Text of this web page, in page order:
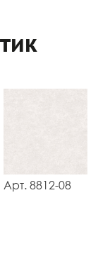
Арт. 8812-08